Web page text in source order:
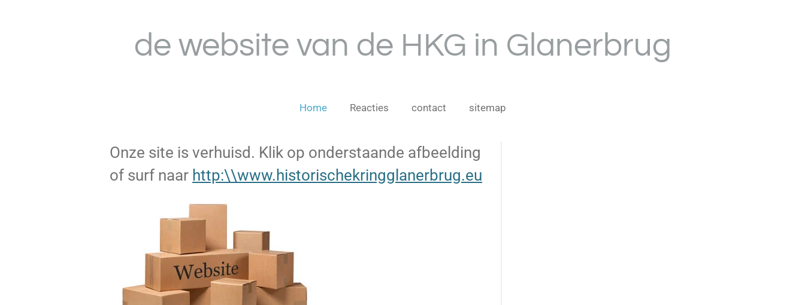
de website van de HKG in Glanerbrug
Home Reacties contact sitemap
Onze site is verhuisd. Klik op onderstaande afbeelding
of surf naar http:\\www.historischekringglanerbrug.eu